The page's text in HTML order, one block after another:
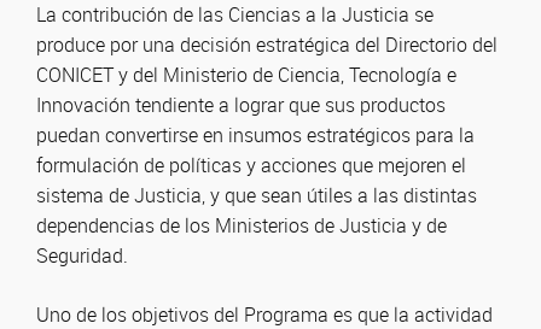
La contribución de las Ciencias a la Justicia se
produce por una decisión estratégica del Directorio del
CONICET y del Ministerio de Ciencia, Tecnología e
Innovación tendiente a lograr que sus productos
puedan convertirse en insumos estratégicos para la
formulación de políticas y acciones que mejoren el
sistema de Justicia, y que sean útiles a las distintas
dependencias de los Ministerios de Justicia y de
Seguridad.
Uno de los objetivos del Programa es que la actividad